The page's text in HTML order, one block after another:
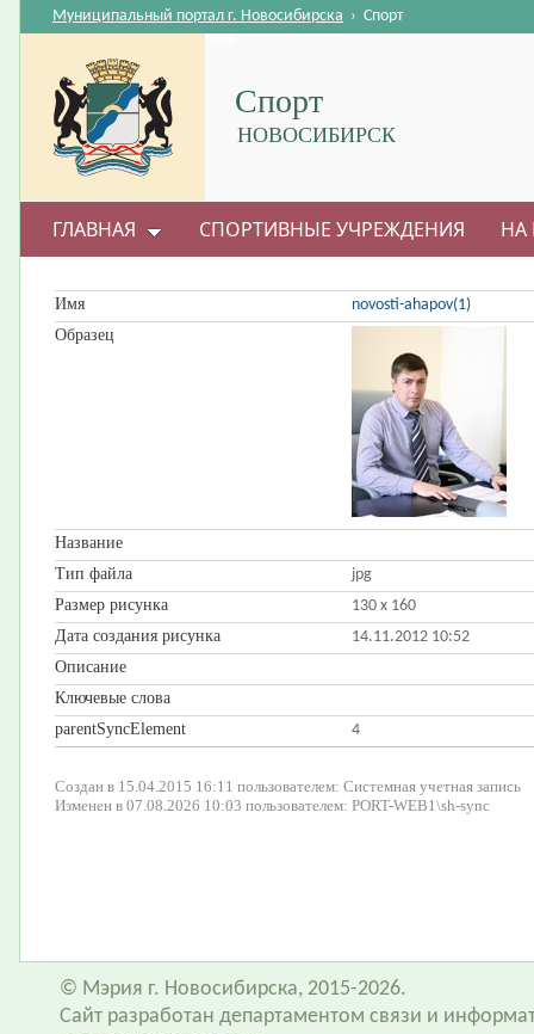
Спорт
НОВОСИБИРСК
Муниципальный портал г. Новосибирска › Спорт
ГЛАВНАЯ СПОРТИВНЫЕ УЧРЕЖДЕНИЯ НА
ВОПРОС-ОТВЕТ
Имя
novosti-ahapov(1)
Образец
Название
Тип файла
jpg
Размер рисунка
130 x 160
Дата создания рисунка
14.11.2012 10:52
Описание
Ключевые слова
parentSyncElement
4
Создан в 15.04.2015 16:11 пользователем: Системная учетная запись
Изменен в 07.08.2026 10:03 пользователем: PORT-WEB1\sh-sync
© Мэрия г. Новосибирска, 2015-2026.
Сайт разработан департаментом связи и